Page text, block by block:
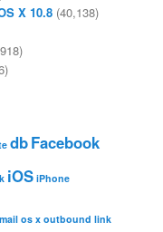
X 10.8 (40,138)
dbFacebook
iOS iPhone
mail os x outbound link